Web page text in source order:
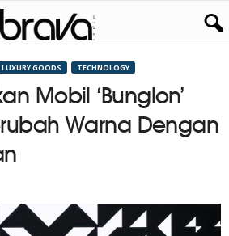
LUXURY GOODS TECHNOLOGY
Mobil ‘Bunglon’
Warna Dengan